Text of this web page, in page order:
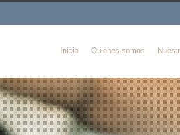
Inicio Quienes somos